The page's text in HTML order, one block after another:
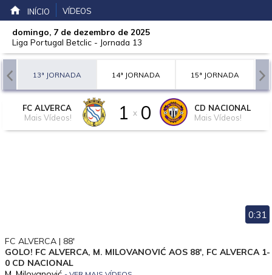
INÍCIO VÍDEOS
domingo, 7 de dezembro de 2025
Liga Portugal Betclic - Jornada 13
13ª JORNADA 14ª JORNADA 15ª JORNADA
FC ALVERCA
Mais Vídeos!
1 x 0
CD NACIONAL
Mais Vídeos!
0:31
FC ALVERCA | 88'
GOLO! FC ALVERCA, M. MILOVANOVIĆ AOS 88', FC ALVERCA 1-
0 CD NACIONAL